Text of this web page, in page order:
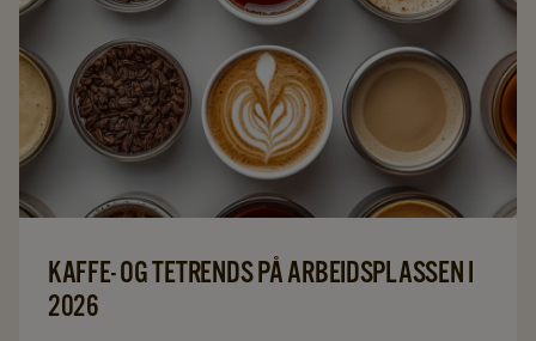
KAFFE- OG TETRENDS PÅ ARBEIDSPLASSEN I
2026